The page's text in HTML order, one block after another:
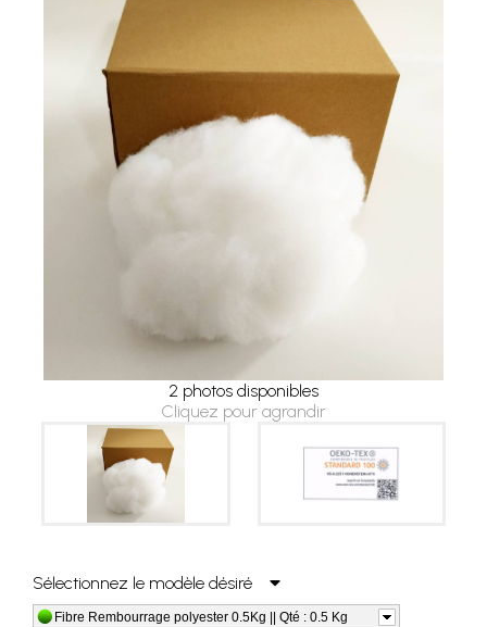
2 photos disponibles
Cliquez pour agrandir
Sélectionnez le modèle désiré
Fibre Rembourrage polyester 0.5Kg || Qté : 0.5 Kg